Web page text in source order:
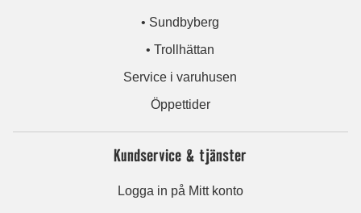
• Sundbyberg
• Trollhättan
Service i varuhusen
Öppettider
Kundservice & tjänster
Logga in på Mitt konto